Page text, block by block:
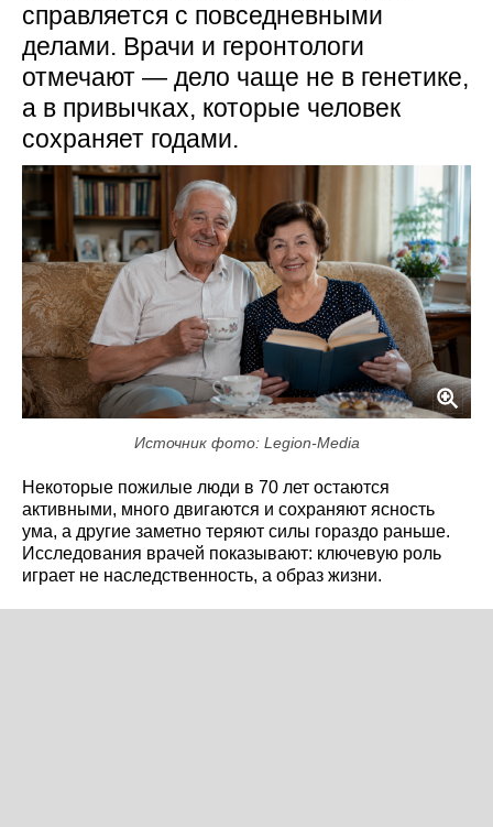
справляется с повседневными
делами. Врачи и геронтологи
отмечают — дело чаще не в генетике,
а в привычках, которые человек
сохраняет годами.
Источник фото: Legion-Media
Некоторые пожилые люди в 70 лет остаются
активными, много двигаются и сохраняют ясность
ума, а другие заметно теряют силы гораздо раньше.
Исследования врачей показывают: ключевую роль
играет не наследственность, а образ жизни.